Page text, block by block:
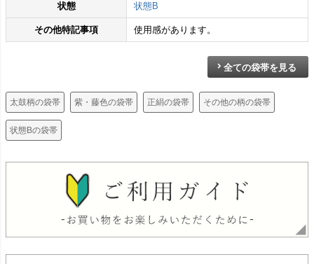
状態 状態B
その他特記事項 使用感があります。
全ての袋帯を見る
太鼓柄の袋帯 紫・藤色の袋帯 正絹の袋帯 その他の柄の袋帯
状態Bの袋帯